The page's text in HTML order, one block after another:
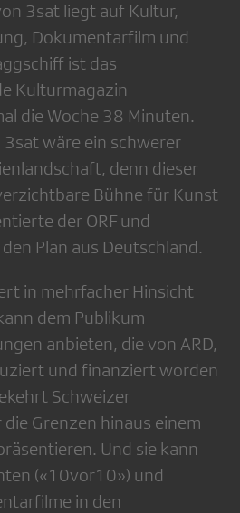
3sat liegt auf Kultur,
Dokumentarfilm und
ist das
Kulturmagazin
die Woche 38 Minuten.
3sat wäre ein schwerer
denn dieser
Bühne für Kunst
der ORF und
Plan aus Deutschland.
in mehrfacher Hinsicht
dem Publikum
anbieten, die von ARD,
und finanziert worden
Schweizer
Grenzen hinaus einem
Und sie kann
(«10vor10») und
in den